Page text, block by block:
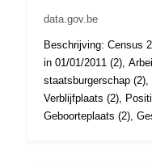
Catalogusregister
data.gov.be
Beschrijving: Census
in 01/01/2011 (2),
staatsburgerschap
Verblijfplaats (2),
Geboorteplaats (2), Geslacht (1)